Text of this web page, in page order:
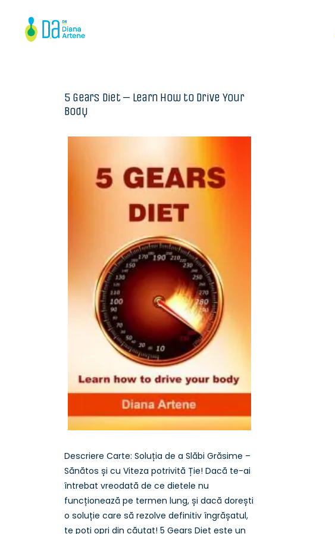
5 Gears Diet – Learn How to Drive Your
Body
Descriere Carte: Soluția de a Slăbi Grăsime –
Sănătos și cu Viteza potrivită Ție! Dacă te-ai
întrebat vreodată de ce dietele nu
funcționează pe termen lung, și dacă dorești
o soluție care să rezolve definitiv îngrășatul,
te poți opri din căutat! 5 Gears Diet este un